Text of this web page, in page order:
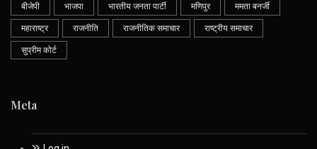
बीजेपी भाजपा भारतीय जनता पार्टी मणिपुर ममता बनर्जी
महाराष्ट्र राजनीति राजनीतिक समाचार राष्ट्रीय समाचार
सुप्रीम कोर्ट
Meta